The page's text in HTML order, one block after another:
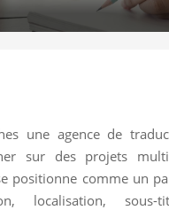
une agence de
sur des projets
positionne comme un
localisation, sous-